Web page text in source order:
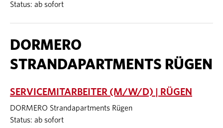
Status: ab sofort
DORMERO
STRANDAPARTMENTS RÜGEN
SERVICEMITARBEITER (M/W/D) | RÜGEN
DORMERO Strandapartments Rügen
Status: ab sofort